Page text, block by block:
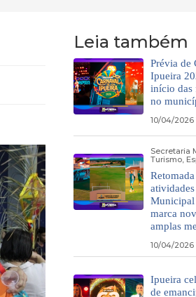
Leia também
Prévia de
Ipueira
início das
no
10/04/2026
Secretaria
Turismo,
Retomada
Municipal
marca
amplas
10/04/2026
Ipueira
de